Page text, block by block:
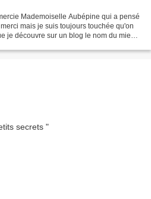
Mademoiselle Aubépine qui a pensé
mais je suis toujours touchée qu'on
je découvre sur un blog le nom du mien